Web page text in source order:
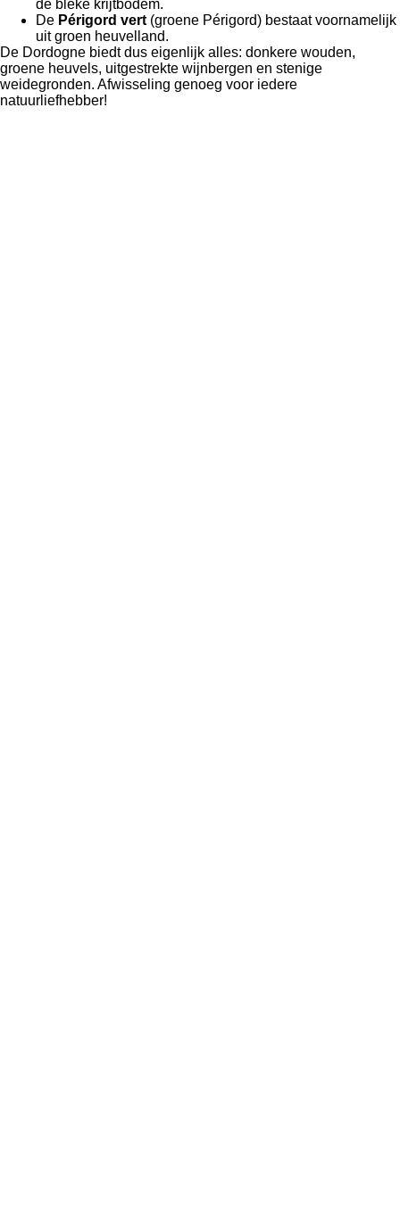
de bleke krijtbodem.
De Périgord vert (groene Périgord) bestaat voornamelijk
uit groen heuvelland.
De Dordogne biedt dus eigenlijk alles: donkere wouden,
groene heuvels, uitgestrekte wijnbergen en stenige
weidegronden. Afwisseling genoeg voor iedere
natuurliefhebber!